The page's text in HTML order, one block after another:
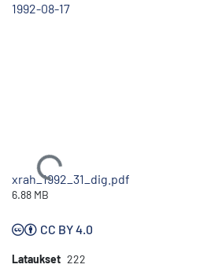
1992-08-17
Ladataan...
xrah_1992_31_dig.pdf
6.88 MB
CC BY 4.0
Lataukset 222